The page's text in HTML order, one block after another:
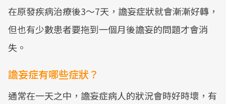
在原發疾病治療後3～7天，譫妄症狀就會漸漸好轉，
但也有少數患者要拖到一個月後譫妄的問題才會消
失。
譫妄症有哪些症狀？
通常在一天之中，譫妄症病人的狀況會時好時壞，有